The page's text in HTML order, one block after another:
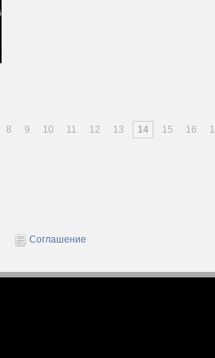
8 9 10 11 12 13 14 15 16
Соглашение